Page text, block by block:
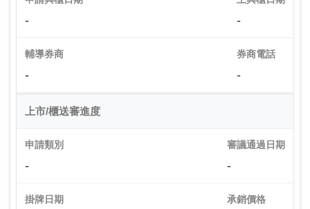
- -
輔導券商
-
券商電話
-
上市/櫃送審進度
申請類別
-
審議通過日期
-
掛牌日期 承銷價格